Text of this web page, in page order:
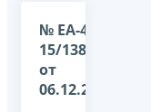
№ ЕА-4-
15/13892@
от
06.12.2024